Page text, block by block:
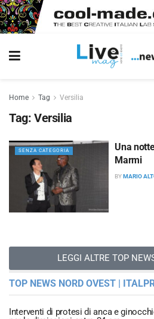
Home Tag Versilia
Tag: Versilia
SENZA CATEGORIA
Una
Marmi
BYMARIO
LEGGI ALTRE TOP
TOP NEWS NORD OVEST |
Interventi di protesi di anca e